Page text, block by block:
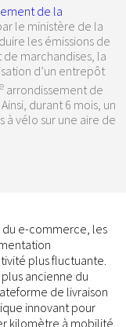
de la
le ministère de la
les émissions de
de marchandises, la
d’un entrepôt
e arrondissement de
durant 6 mois, un
vélo sur une aire de
du e-commerce, les
plus fluctuante.
ancienne du
de livraison
innovant pour
kilomètre à mobilité